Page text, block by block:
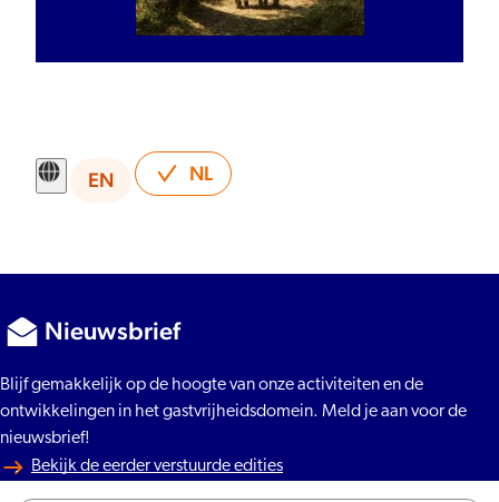
EN NL
Nieuwsbrief
Blijf gemakkelijk op de hoogte van onze activiteiten en de
ontwikkelingen in het gastvrijheidsdomein. Meld je aan voor de
nieuwsbrief!
Bekijk de eerder verstuurde edities